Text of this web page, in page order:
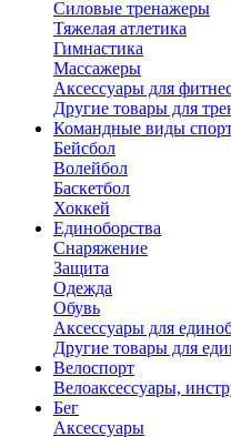
Силовые тренажеры
Тяжелая атлетика
Гимнастика
Массажеры
Аксессуары для
Другие товары для
Командные виды
Бейсбол
Волейбол
Баскетбол
Хоккей
Единоборства
Снаряжение
Защита
Одежда
Обувь
Аксессуары для
Другие товары для
Велоспорт
Велоаксессуары,
Бег
Аксессуары